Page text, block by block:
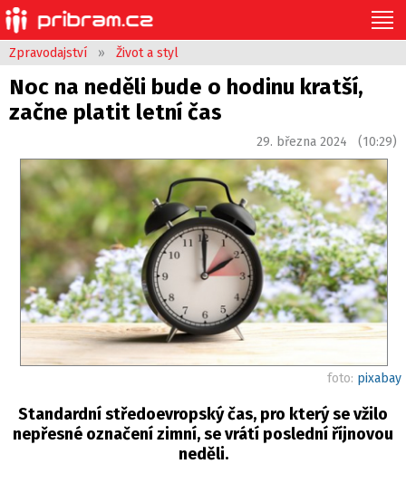
Zpravodajství » Život a styl
Noc na neděli bude o hodinu kratší,
začne platit letní čas
29. března 2024 (10:29)
foto: pixabay
Standardní středoevropský čas, pro který se vžilo
nepřesné označení zimní, se vrátí poslední říjnovou
neděli.